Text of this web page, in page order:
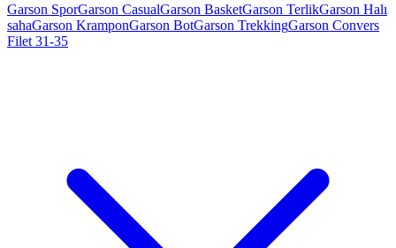
Garson SporGarson CasualGarson BasketGarson TerlikGarson Halı
sahaGarson KramponGarson BotGarson TrekkingGarson Convers
Filet 31-35